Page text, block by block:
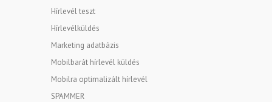
Hírlevél teszt
Hírlevélküldés
Marketing adatbázis
Mobilbarát hírlevél küldés
Mobilra optimalizált hírlevél
SPAMMER